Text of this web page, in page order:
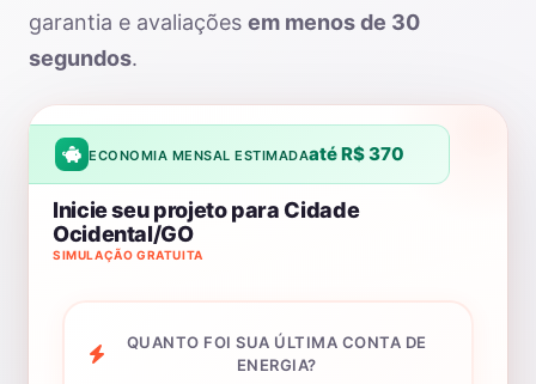
garantia e avaliações em menos de 30
segundos.
ECONOMIA MENSAL ESTIMADAaté R$ 370
SIMULAÇÃO GRATUITA
Inicie seu projeto para Cidade
Ocidental/GO
QUANTO FOI SUA ÚLTIMA CONTA DE
ENERGIA?